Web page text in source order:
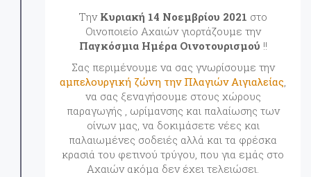
Την Κυριακή 14 Νοεμβρίου 2021 στο
Oινοποιείο Αχαιών γιορτάζουμε την
Παγκόσμια Ημέρα Οινοτουρισμού !!
Σας περιμένουμε να σας γνωρίσουμε την
αμπελουργική ζώνη την Πλαγιών Αιγιαλείας,
να σας ξεναγήσουμε στους χώρους
παραγωγής , ωρίμανσης και παλαίωσης των
οίνων μας, να δοκιμάσετε νέες και
παλαιωμένες σοδειές αλλά και τα φρέσκα
κρασιά του φετινού τρύγου, που για εμάς στο
Αχαιών ακόμα δεν έχει τελειώσει.